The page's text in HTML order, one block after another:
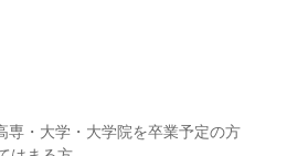
専・大学・大学院を卒業予定の方